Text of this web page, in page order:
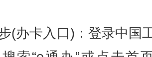
卡入口)：登录中国